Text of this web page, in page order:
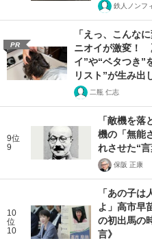
鉄人ノンフ
PR
「えっ、こんな
ニオイが激変！
イ”や“ベタつき”
リスト”が生み出
二瓶 仁志
9位
9
「敵機を
機の「無能
れさせた“
保阪 正康
10
位
10
「あの子
よ」高市早
の初出馬の
言》